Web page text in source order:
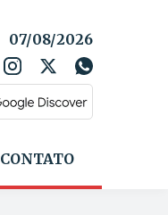
07/08/2026
CONTATO